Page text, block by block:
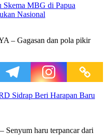
MBG di Papua
Nasional
– Gagasan dan pola pikir
Sidrap Beri Harapan Baru
haru terpancar dari